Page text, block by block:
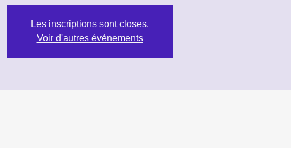
Les inscriptions sont closes.
Voir d'autres événements